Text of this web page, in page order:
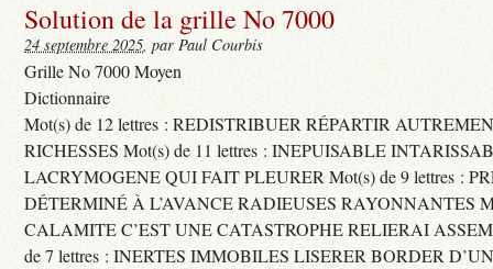
Solution de la grille No 7000
24 septembre 2025, par Paul Courbis
Grille No 7000 Moyen
Dictionnaire
Mot(s) de 12 lettres : REDISTRIBUER RÉPARTIR
RICHESSES Mot(s) de 11 lettres : INEPUISABLE
LACRYMOGENE QUI FAIT PLEURER Mot(s) de 9 lettres :
DÉTERMINÉ À L’AVANCE RADIEUSES RAYONNANTES
CALAMITE C’EST UNE CATASTROPHE RELIERAI
de 7 lettres : INERTES IMMOBILES LISERER BORDER